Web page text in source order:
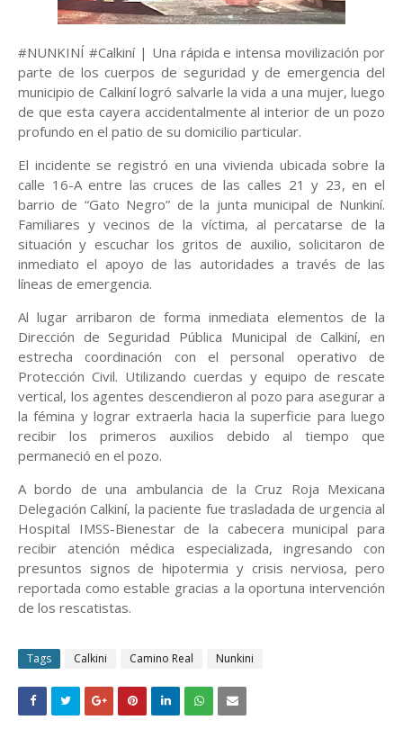
#NUNKINÍ #Calkiní | Una rápida e intensa movilización por
parte de los cuerpos de seguridad y de emergencia del
municipio de Calkiní logró salvarle la vida a una mujer, luego
de que esta cayera accidentalmente al interior de un pozo
profundo en el patio de su domicilio particular.
El incidente se registró en una vivienda ubicada sobre la
calle 16-A entre las cruces de las calles 21 y 23, en el
barrio de “Gato Negro” de la junta municipal de Nunkiní.
Familiares y vecinos de la víctima, al percatarse de la
situación y escuchar los gritos de auxilio, solicitaron de
inmediato el apoyo de las autoridades a través de las
líneas de emergencia.
Al lugar arribaron de forma inmediata elementos de la
Dirección de Seguridad Pública Municipal de Calkiní, en
estrecha coordinación con el personal operativo de
Protección Civil. Utilizando cuerdas y equipo de rescate
vertical, los agentes descendieron al pozo para asegurar a
la fémina y lograr extraerla hacia la superficie para luego
recibir los primeros auxilios debido al tiempo que
permaneció en el pozo.
A bordo de una ambulancia de la Cruz Roja Mexicana
Delegación Calkiní, la paciente fue trasladada de urgencia al
Hospital IMSS-Bienestar de la cabecera municipal para
recibir atención médica especializada, ingresando con
presuntos signos de hipotermia y crisis nerviosa, pero
reportada como estable gracias a la oportuna intervención
de los rescatistas.
Tags Calkini Camino Real Nunkini